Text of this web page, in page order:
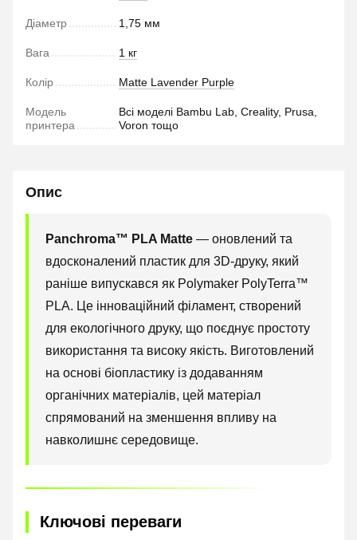
Діаметр 1,75 мм
Вага 1 кг
Колір Matte Lavender Purple
Модель
принтера
Всі моделі Bambu Lab, Creality, Prusa,
Voron тощо
Опис
Panchroma™ PLA Matte — оновлений та
вдосконалений пластик для 3D-друку, який
раніше випускався як Polymaker PolyTerra™
PLA. Це інноваційний філамент, створений
для екологічного друку, що поєднує простоту
використання та високу якість. Виготовлений
на основі біопластику із додаванням
органічних матеріалів, цей матеріал
спрямований на зменшення впливу на
навколишнє середовище.
Ключові переваги